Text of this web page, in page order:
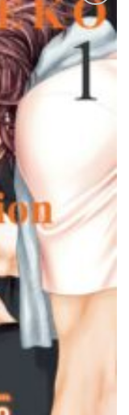
Ajouter
à la
wishlist